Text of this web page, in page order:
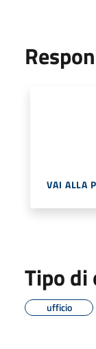
VAI ALLA
Tipo di
ufficio